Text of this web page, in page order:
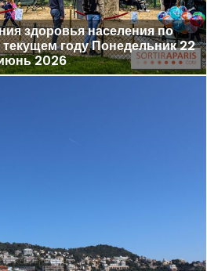
здоровья населения по
году Понедельник 22
2026